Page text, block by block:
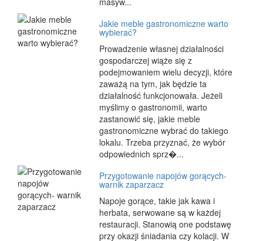
Jakie meble gastronomiczne warto
wybierać?
Prowadzenie własnej działalności
gospodarczej wiąże się z
podejmowaniem wielu decyzji, które
zaważą na tym, jak będzie ta
działalność funkcjonowała. Jeżeli
myślimy o gastronomii, warto
zastanowić się, jakie meble
gastronomiczne wybrać do takiego
lokalu. Trzeba przyznać, że wybór
odpowiednich sprz�...
Przygotowanie napojów gorących-
warnik zaparzacz
Napoje gorące, takie jak kawa i
herbata, serwowane są w każdej
restauracji. Stanowią one podstawę
przy okazji śniadania czy kolacji. W